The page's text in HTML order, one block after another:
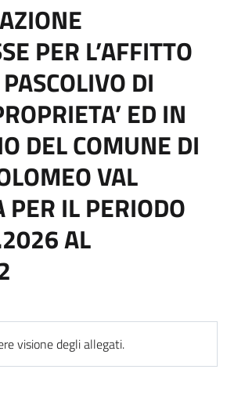
PER L’AFFITTO
DI
ED IN
DEL COMUNE DI
VAL
PER IL PERIODO
AL
visione degli allegati.